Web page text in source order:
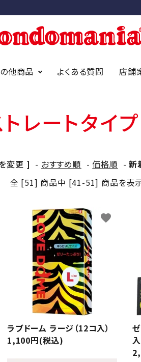
オカモト サガミ
スタンダードサイズ
厚型
香り(フレーバー)付き メン
リアルフィット 一段
他商品
アイディールーブ アストログ
findom/フィンドム
コラボレーション
オリジナル雑貨
TENGA
よくある質問 店舗
レートタイプ
変更 ] - おすすめ順 - 価格順 -新
全 [51] 商品中 [41-51] 商品を表
ラブドーム ラージ（12コ入）
1,100円(税込)
favorite
入